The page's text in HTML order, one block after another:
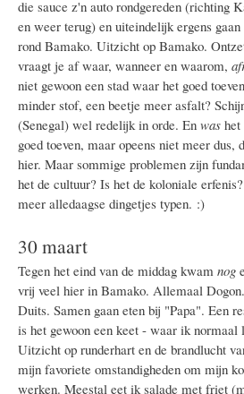
die sauce z'n auto rondgereden (richting
en weer terug) en uiteindelijk ergens
rond Bamako. Uitzicht op Bamako.
vraagt je af waar, wanneer en waarom,
niet gewoon een stad waar het goed
minder stof, een beetje meer asfalt?
(Senegal) wel redelijk in orde. En was
goed toeven, maar opeens niet meer dus,
hier. Maar sommige problemen zijn
het de cultuur? Is het de koloniale
meer alledaagse dingetjes typen. :)
30 maart
Tegen het eind van de middag kwam nog
vrij veel hier in Bamako. Allemaal
Duits. Samen gaan eten bij "Papa". Een
is het gewoon een keet - waar ik normaal
Uitzicht op runderhart en de brandlucht
mijn favoriete omstandigheden om mijn
werken. Meestal eet ik salade met friet